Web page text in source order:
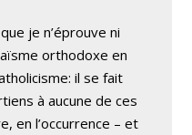
je n’éprouve ni
orthodoxe en
il se fait
à aucune de ces
en l’occurrence – et